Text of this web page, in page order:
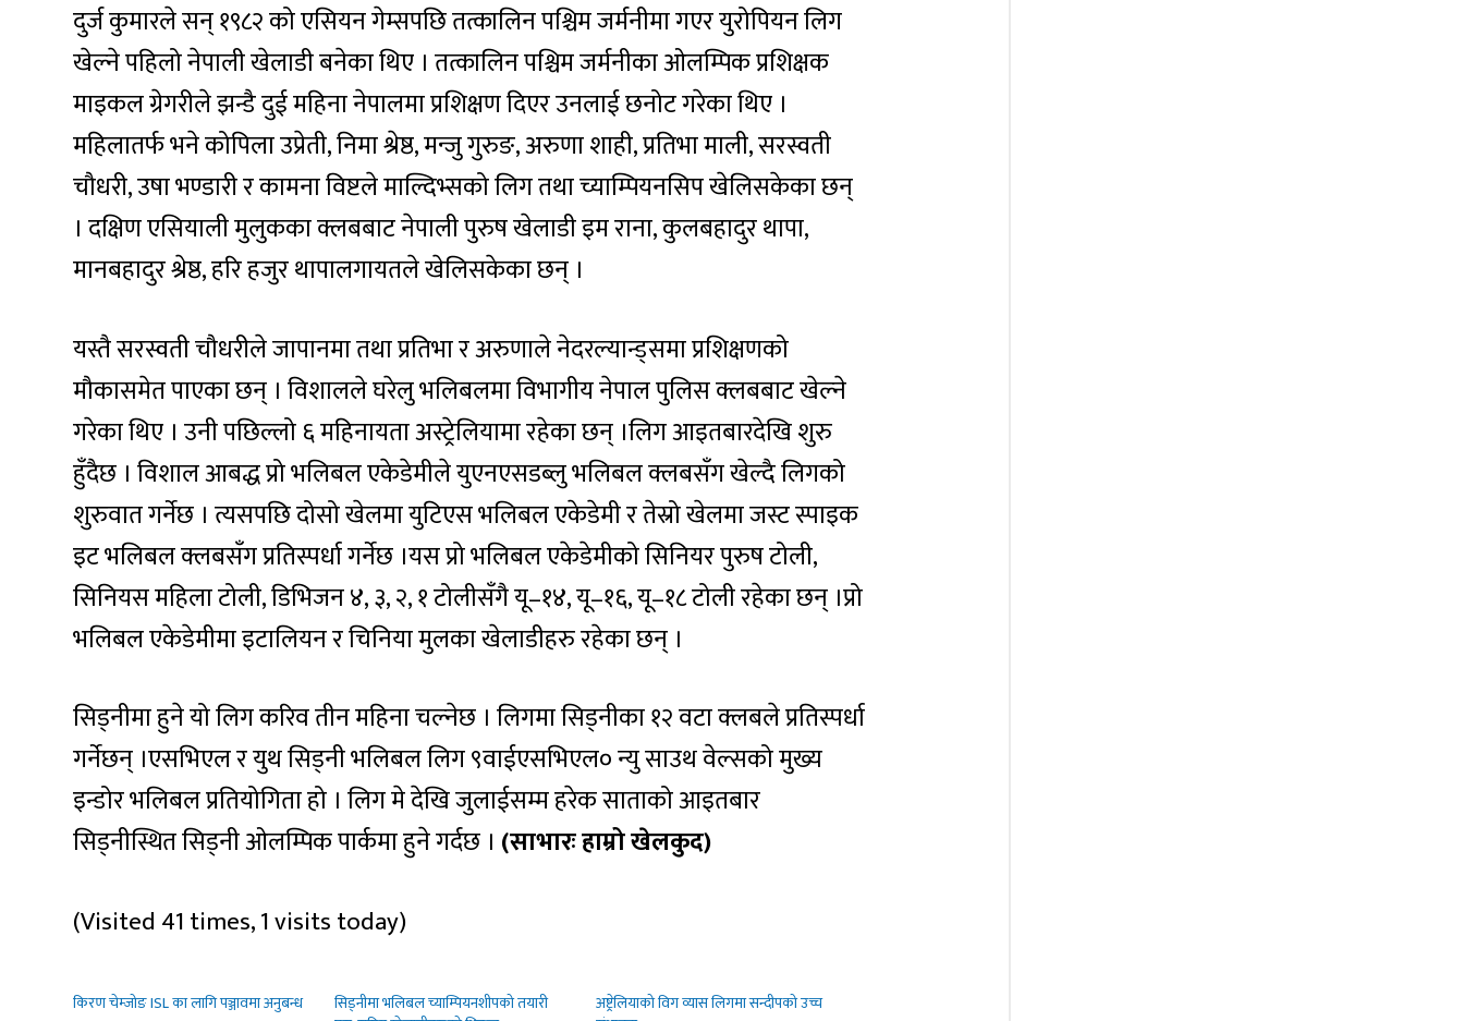
दुर्ज कुमारले सन् १९८२ को एसियन गेम्सपछि तत्कालिन पश्चिम जर्मनीमा गएर युरोपियन लिग
खेल्ने पहिलो नेपाली खेलाडी बनेका थिए । तत्कालिन पश्चिम जर्मनीका ओलम्पिक प्रशिक्षक
माइकल ग्रेगरीले झन्डै दुई महिना नेपालमा प्रशिक्षण दिएर उनलाई छनोट गरेका थिए ।
महिलातर्फ भने कोपिला उप्रेती, निमा श्रेष्ठ, मन्जु गुरुङ, अरुणा शाही, प्रतिभा माली, सरस्वती
चौधरी, उषा भण्डारी र कामना विष्टले माल्दिभ्सको लिग तथा च्याम्पियनसिप खेलिसकेका छन्
। दक्षिण एसियाली मुलुकका क्लबबाट नेपाली पुरुष खेलाडी इम राना, कुलबहादुर थापा,
मानबहादुर श्रेष्ठ, हरि हजुर थापालगायतले खेलिसकेका छन् ।
यस्तै सरस्वती चौधरीले जापानमा तथा प्रतिभा र अरुणाले नेदरल्यान्ड्समा प्रशिक्षणको
मौकासमेत पाएका छन् । विशालले घरेलु भलिबलमा विभागीय नेपाल पुलिस क्लबबाट खेल्ने
गरेका थिए । उनी पछिल्लो ६ महिनायता अस्ट्रेलियामा रहेका छन् ।लिग आइतबारदेखि शुरु
हुँदैछ । विशाल आबद्ध प्रो भलिबल एकेडेमीले युएनएसडब्लु भलिबल क्लबसँग खेल्दै लिगको
शुरुवात गर्नेछ । त्यसपछि दोसो खेलमा युटिएस भलिबल एकेडेमी र तेस्रो खेलमा जस्ट स्पाइक
इट भलिबल क्लबसँग प्रतिस्पर्धा गर्नेछ ।यस प्रो भलिबल एकेडेमीको सिनियर पुरुष टोली,
सिनियस महिला टोली, डिभिजन ४, ३, २, १ टोलीसँगै यू–१४, यू–१६, यू–१८ टोली रहेका छन् ।प्रो
भलिबल एकेडेमीमा इटालियन र चिनिया मुलका खेलाडीहरु रहेका छन् ।
सिड्नीमा हुने यो लिग करिव तीन महिना चल्नेछ । लिगमा सिड्नीका १२ वटा क्लबले प्रतिस्पर्धा
गर्नेछन् ।एसभिएल र युथ सिड्नी भलिबल लिग ९वाईएसभिएल० न्यु साउथ वेल्सको मुख्य
इन्डोर भलिबल प्रतियोगिता हो । लिग मे देखि जुलाईसम्म हरेक साताको आइतबार
सिड्नीस्थित सिड्नी ओलम्पिक पार्कमा हुने गर्दछ । (साभारः हाम्रो खेलकुद)
(Visited 41 times, 1 visits today)
किरण चेम्जोङ ISL का लागि पञ्जावमा अनुबन्ध
सिड्नीमा भलिबल च्याम्पियनशीपको तयारी
अष्ट्रेलियाको विग व्यास लिगमा सन्दीपको उच्च